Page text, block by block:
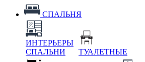
СПАЛЬНЯ
ИНТЕРЬЕРЫ
СПАЛЬНИ
ТУАЛЕТНЫЕ